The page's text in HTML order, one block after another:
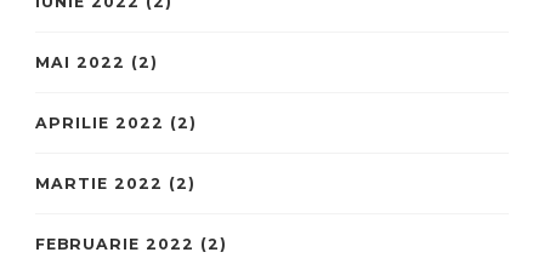
MAI 2022 (2)
APRILIE 2022 (2)
MARTIE 2022 (2)
FEBRUARIE 2022 (2)